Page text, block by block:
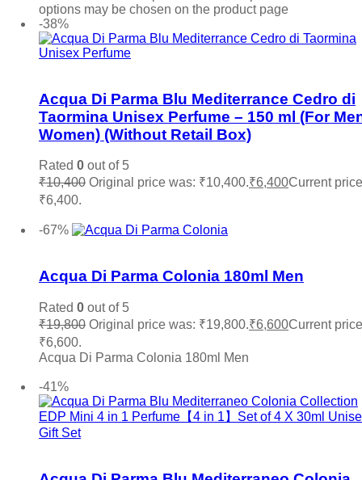
options may be chosen on the product page
-38%
Acqua Di Parma Blu Mediterrance Cedro di
Taormina Unisex Perfume – 150 ml (For
Women) (Without Retail Box)
Rated 0 out of 5
₹10,400 Original price was: ₹10,400.₹6,400Current
₹6,400.
-67%
Acqua Di Parma Colonia 180ml Men
Rated 0 out of 5
₹19,800 Original price was: ₹19,800.₹6,600Current
₹6,600.
Acqua Di Parma Colonia 180ml Men
-41%